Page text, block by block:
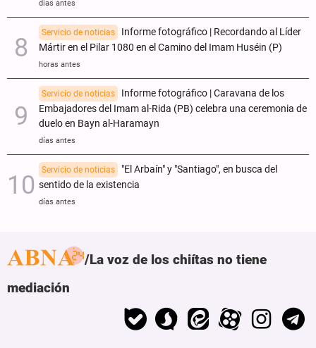
días antes
Servicio de noticias
Informe fotográfico | Recordando al Líder
Mártir en el Pilar 1080 en el Camino del Imam Huséin (P)
horas antes
Servicio de noticias
Informe fotográfico | Caravana de los
Embajadores del Imam al-Rida (PB) celebra una ceremonia de
duelo en Bayn al-Haramayn
días antes
Servicio de noticias
"El Arbaín" y "Santiago", en busca del
sentido de la existencia
días antes
La voz de los chiítas no tiene
mediación